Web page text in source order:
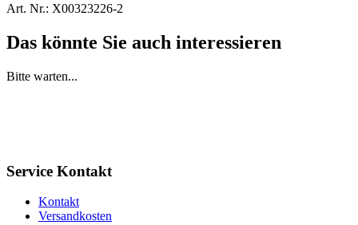
Art. Nr.: X00323226-2
Das könnte Sie auch interessieren
Bitte warten...
Service Kontakt
Kontakt
Versandkosten